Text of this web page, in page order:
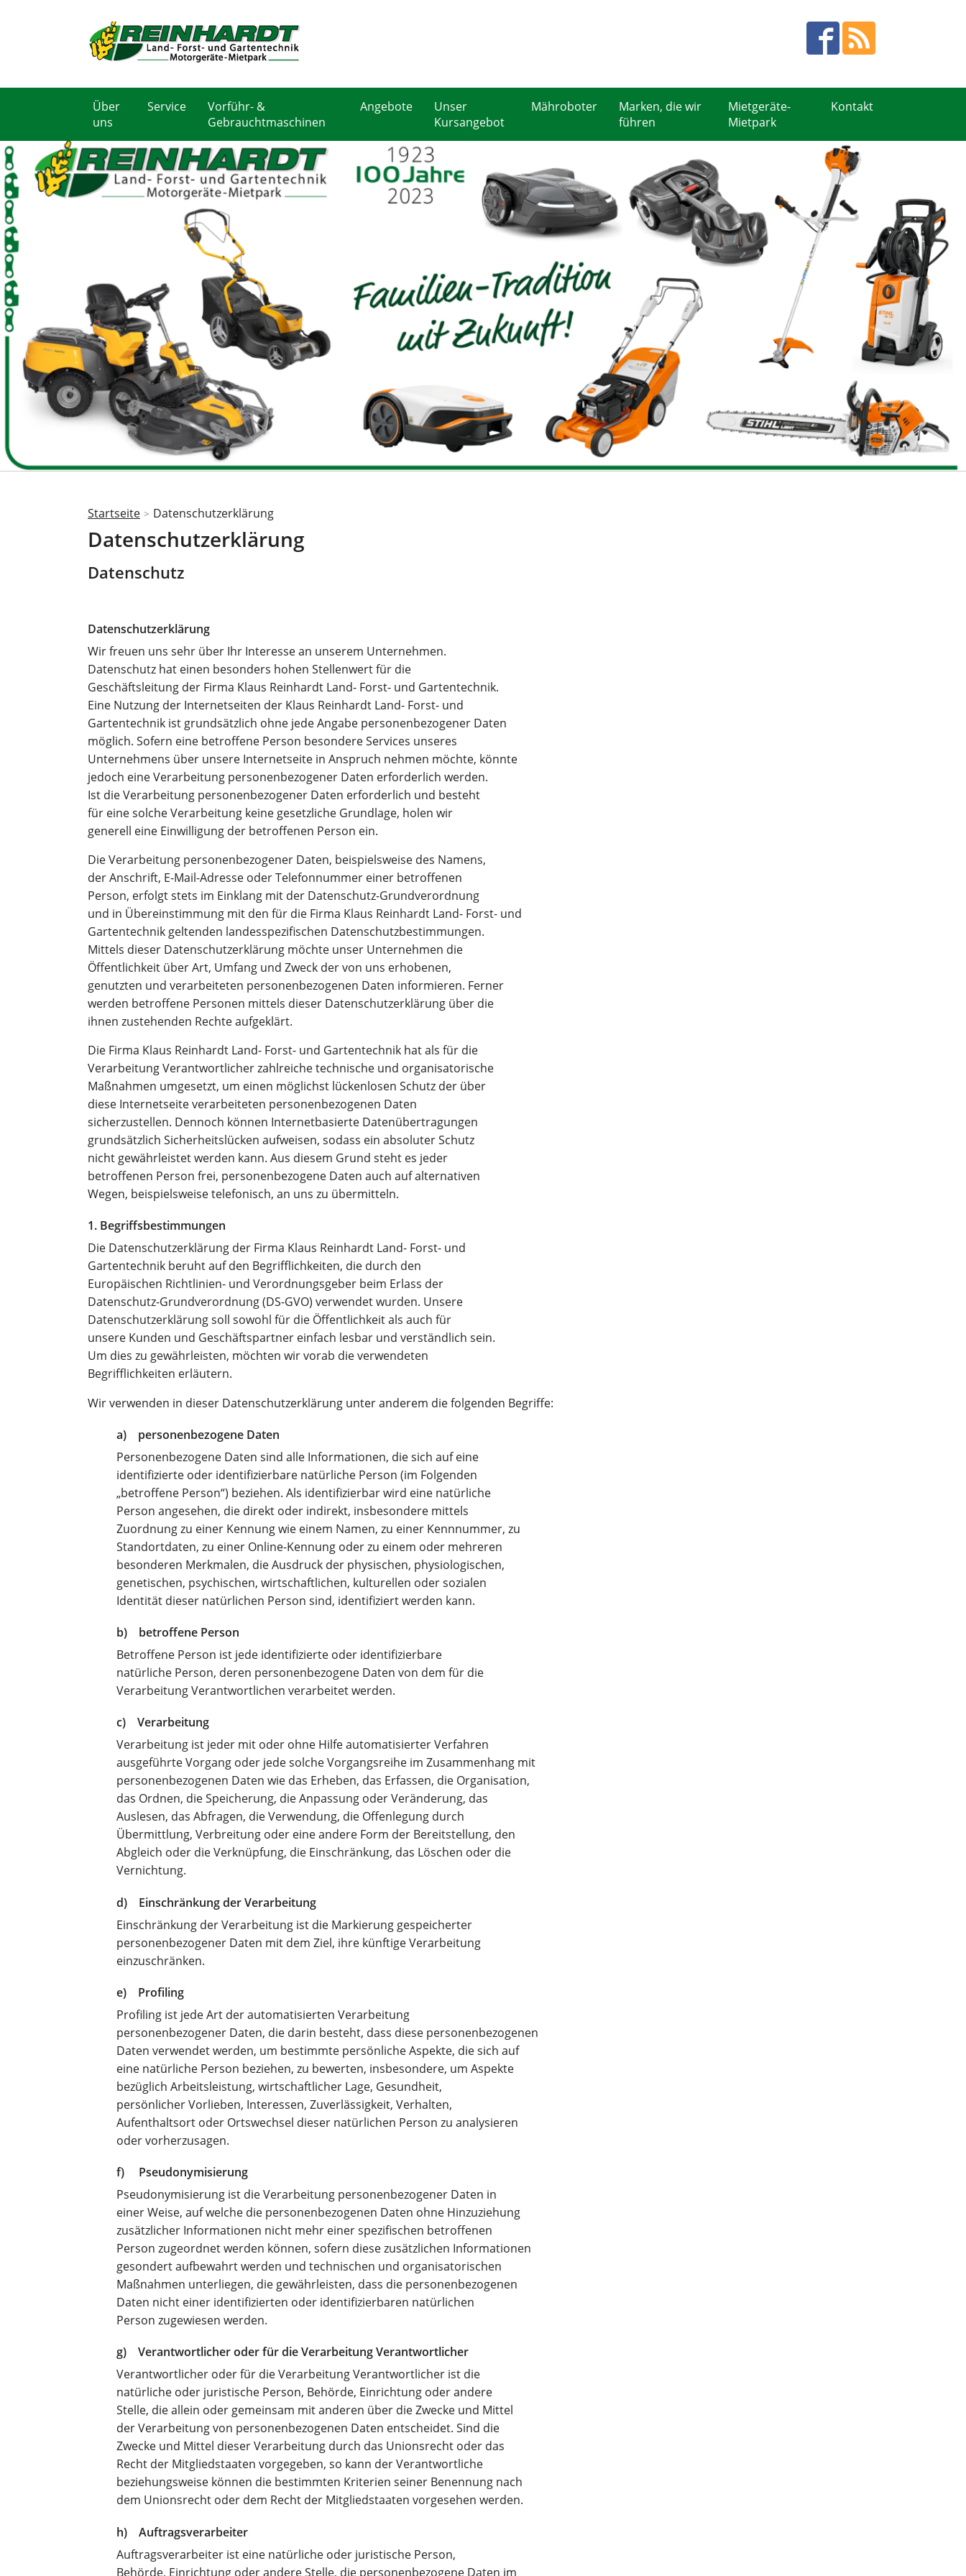
Über
uns
Service
Vorführ- &
Gebrauchtmaschinen
Angebote
Unser
Kursangebot
Mähroboter
Marken, die wir
führen
Mietgeräte-
Mietpark
Kontakt
Sie
sind
Startseite > Datenschutzerklärung
Datenschutzerklärung
Datenschutz
Datenschutzerklärung
Wir freuen uns sehr über Ihr Interesse an unserem Unternehmen.
Datenschutz hat einen besonders hohen Stellenwert für die
Geschäftsleitung der Firma Klaus Reinhardt Land- Forst- und Gartentechnik.
Eine Nutzung der Internetseiten der Klaus Reinhardt Land- Forst- und
Gartentechnik ist grundsätzlich ohne jede Angabe personenbezogener Daten
möglich. Sofern eine betroffene Person besondere Services unseres
Unternehmens über unsere Internetseite in Anspruch nehmen möchte, könnte
jedoch eine Verarbeitung personenbezogener Daten erforderlich werden.
Ist die Verarbeitung personenbezogener Daten erforderlich und besteht
für eine solche Verarbeitung keine gesetzliche Grundlage, holen wir
generell eine Einwilligung der betroffenen Person ein.
Die Verarbeitung personenbezogener Daten, beispielsweise des Namens,
der Anschrift, E-Mail-Adresse oder Telefonnummer einer betroffenen
Person, erfolgt stets im Einklang mit der Datenschutz-Grundverordnung
und in Übereinstimmung mit den für die Firma Klaus Reinhardt Land- Forst- und
Gartentechnik geltenden landesspezifischen Datenschutzbestimmungen.
Mittels dieser Datenschutzerklärung möchte unser Unternehmen die
Öffentlichkeit über Art, Umfang und Zweck der von uns erhobenen,
genutzten und verarbeiteten personenbezogenen Daten informieren. Ferner
werden betroffene Personen mittels dieser Datenschutzerklärung über die
ihnen zustehenden Rechte aufgeklärt.
Die Firma Klaus Reinhardt Land- Forst- und Gartentechnik hat als für die
Verarbeitung Verantwortlicher zahlreiche technische und organisatorische
Maßnahmen umgesetzt, um einen möglichst lückenlosen Schutz der über
diese Internetseite verarbeiteten personenbezogenen Daten
sicherzustellen. Dennoch können Internetbasierte Datenübertragungen
grundsätzlich Sicherheitslücken aufweisen, sodass ein absoluter Schutz
nicht gewährleistet werden kann. Aus diesem Grund steht es jeder
betroffenen Person frei, personenbezogene Daten auch auf alternativen
Wegen, beispielsweise telefonisch, an uns zu übermitteln.
1. Begriffsbestimmungen
Die Datenschutzerklärung der Firma Klaus Reinhardt Land- Forst- und
Gartentechnik beruht auf den Begrifflichkeiten, die durch den
Europäischen Richtlinien- und Verordnungsgeber beim Erlass der
Datenschutz-Grundverordnung (DS-GVO) verwendet wurden. Unsere
Datenschutzerklärung soll sowohl für die Öffentlichkeit als auch für
unsere Kunden und Geschäftspartner einfach lesbar und verständlich sein.
Um dies zu gewährleisten, möchten wir vorab die verwendeten
Begrifflichkeiten erläutern.
Wir verwenden in dieser Datenschutzerklärung unter anderem die folgenden Begriffe:
a) personenbezogene Daten
Personenbezogene Daten sind alle Informationen, die sich auf eine
identifizierte oder identifizierbare natürliche Person (im Folgenden
„betroffene Person“) beziehen. Als identifizierbar wird eine natürliche
Person angesehen, die direkt oder indirekt, insbesondere mittels
Zuordnung zu einer Kennung wie einem Namen, zu einer Kennnummer, zu
Standortdaten, zu einer Online-Kennung oder zu einem oder mehreren
besonderen Merkmalen, die Ausdruck der physischen, physiologischen,
genetischen, psychischen, wirtschaftlichen, kulturellen oder sozialen
Identität dieser natürlichen Person sind, identifiziert werden kann.
b) betroffene Person
Betroffene Person ist jede identifizierte oder identifizierbare
natürliche Person, deren personenbezogene Daten von dem für die
Verarbeitung Verantwortlichen verarbeitet werden.
c) Verarbeitung
Verarbeitung ist jeder mit oder ohne Hilfe automatisierter Verfahren
ausgeführte Vorgang oder jede solche Vorgangsreihe im Zusammenhang mit
personenbezogenen Daten wie das Erheben, das Erfassen, die Organisation,
das Ordnen, die Speicherung, die Anpassung oder Veränderung, das
Auslesen, das Abfragen, die Verwendung, die Offenlegung durch
Übermittlung, Verbreitung oder eine andere Form der Bereitstellung, den
Abgleich oder die Verknüpfung, die Einschränkung, das Löschen oder die
Vernichtung.
d) Einschränkung der Verarbeitung
Einschränkung der Verarbeitung ist die Markierung gespeicherter
personenbezogener Daten mit dem Ziel, ihre künftige Verarbeitung
einzuschränken.
e) Profiling
Profiling ist jede Art der automatisierten Verarbeitung
personenbezogener Daten, die darin besteht, dass diese personenbezogenen
Daten verwendet werden, um bestimmte persönliche Aspekte, die sich auf
eine natürliche Person beziehen, zu bewerten, insbesondere, um Aspekte
bezüglich Arbeitsleistung, wirtschaftlicher Lage, Gesundheit,
persönlicher Vorlieben, Interessen, Zuverlässigkeit, Verhalten,
Aufenthaltsort oder Ortswechsel dieser natürlichen Person zu analysieren
oder vorherzusagen.
f) Pseudonymisierung
Pseudonymisierung ist die Verarbeitung personenbezogener Daten in
einer Weise, auf welche die personenbezogenen Daten ohne Hinzuziehung
zusätzlicher Informationen nicht mehr einer spezifischen betroffenen
Person zugeordnet werden können, sofern diese zusätzlichen Informationen
gesondert aufbewahrt werden und technischen und organisatorischen
Maßnahmen unterliegen, die gewährleisten, dass die personenbezogenen
Daten nicht einer identifizierten oder identifizierbaren natürlichen
Person zugewiesen werden.
g) Verantwortlicher oder für die Verarbeitung Verantwortlicher
Verantwortlicher oder für die Verarbeitung Verantwortlicher ist die
natürliche oder juristische Person, Behörde, Einrichtung oder andere
Stelle, die allein oder gemeinsam mit anderen über die Zwecke und Mittel
der Verarbeitung von personenbezogenen Daten entscheidet. Sind die
Zwecke und Mittel dieser Verarbeitung durch das Unionsrecht oder das
Recht der Mitgliedstaaten vorgegeben, so kann der Verantwortliche
beziehungsweise können die bestimmten Kriterien seiner Benennung nach
dem Unionsrecht oder dem Recht der Mitgliedstaaten vorgesehen werden.
h) Auftragsverarbeiter
Auftragsverarbeiter ist eine natürliche oder juristische Person,
Behörde, Einrichtung oder andere Stelle, die personenbezogene Daten im